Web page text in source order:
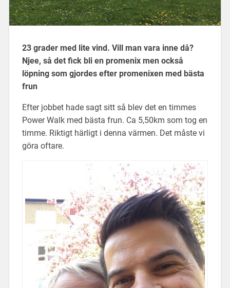
23 grader med lite vind. Vill man vara inne då?
Njee, så det fick bli en promenix men också
löpning som gjordes efter promenixen med bästa
frun
Efter jobbet hade sagt sitt så blev det en timmes
Power Walk med bästa frun. Ca 5,50km som tog en
timme. Riktigt härligt i denna värmen. Det måste vi
göra oftare.